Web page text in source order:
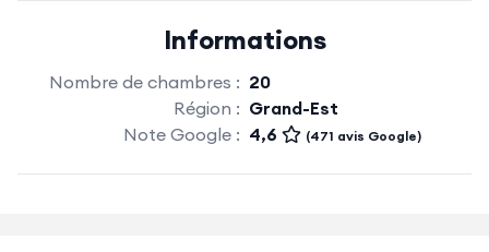
Informations
Nombre de chambres : 20
Région : Grand-Est
Note Google : 4,6 (471 avis Google)